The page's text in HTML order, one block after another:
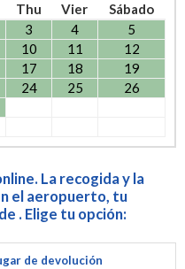
Thu Vier
Sábado
3 4
5
10 11
12
17 18
19
24 25
26
La recogida y la
el aeropuerto, tu
. Elige tu opción:
de devolución